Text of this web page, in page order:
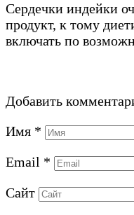
Сердечки индейки
продукт, к тому
включать по
Добавить
Имя *
Email *
Сайт